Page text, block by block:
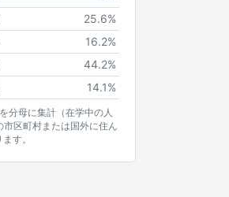
25.6%
16.2%
44.2%
14.1%
分母に集計（在学中の人
区町村または国外に住ん
す。